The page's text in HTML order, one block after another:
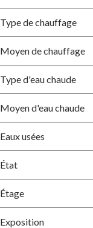
Type de chauffage
Moyen de chauffage
Type d'eau chaude
Moyen d'eau chaude
Eaux usées
État
Étage
Exposition